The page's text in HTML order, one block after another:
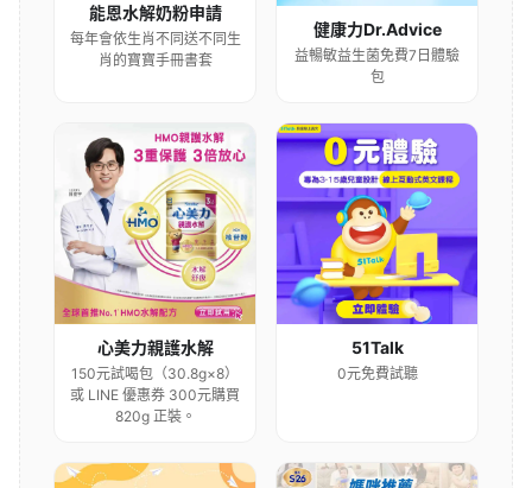
能恩水解奶粉申請
每年會依生肖不同送不同生
肖的寶寶手冊書套
健康力Dr.Advice
益暢敏益生菌免費7日體驗
包
心美力親護水解
150元試喝包（30.8g×8）
或 LINE 優惠券 300元購買
820g 正裝。
51Talk
0元免費試聽